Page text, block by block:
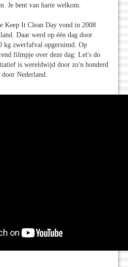
Je bent van harte welkom.
Keep It Clean Day vond in 2008
Daar werd op één dag door
kg zwerfafval opgeruimd. Op
filmpje over deze dag: Let's do
is wereldwijd door zo'n honderd
Nederland.